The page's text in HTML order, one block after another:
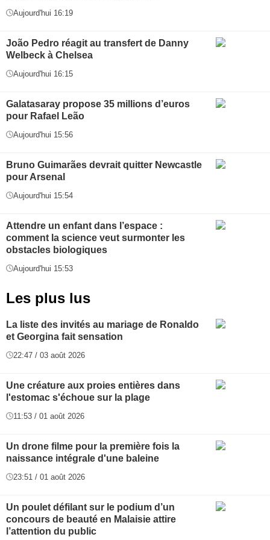
Aujourd'hui 16:19
João Pedro réagit au transfert de Danny
Welbeck à Chelsea
Aujourd'hui 16:15
Galatasaray propose 35 millions d’euros
pour Rafael Leão
Aujourd'hui 15:56
Bruno Guimarães devrait quitter Newcastle
pour Arsenal
Aujourd'hui 15:54
Attendre un enfant dans l’espace :
comment la science veut surmonter les
obstacles biologiques
Aujourd'hui 15:53
Les plus lus
La liste des invités au mariage de Ronaldo
et Georgina fait sensation
22:47 / 03 août 2026
Une créature aux proies entières dans
l'estomac s'échoue sur la plage
11:53 / 01 août 2026
Un drone filme pour la première fois la
naissance intégrale d'une baleine
23:51 / 01 août 2026
Un poulet défilant sur le podium d’un
concours de beauté en Malaisie attire
l’attention du public